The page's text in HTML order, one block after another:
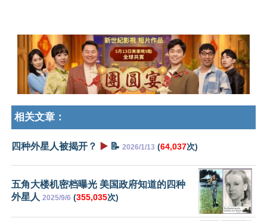
相关文章：
四种外星人被揭开？ ▶️ 📝 2026/1/13 (64,037次)
五角大楼机密档曝光 美国政府知道的四种
外星人 2025/9/6 (355,035次)